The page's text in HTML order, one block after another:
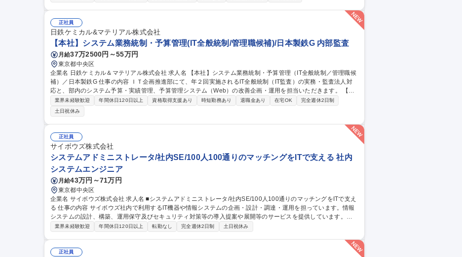
トラン）、景観、地域特有の資源を調査/「どの部分をリニューアルすれば収益性が向上するか」の仮説検証/調査
データに基づいた、独自のフルリニューアル案および黒字化シミュレーションの作成/プロジェクト推進など 募集
職種 未経験歓迎/業界出身者歓迎【ホテル再生企画・実行】業界トップクラスの客室数
正社員
日鉄ケミカル&マテリアル株式会社
【本社】システム業務統制・予算管理(IT全般統制/管理職候補)/日本製鉄G 内部監査
月給37万2500円～55万円
東京都中央区
企業名 日鉄ケミカル＆マテリアル株式会社 求人名 【本社】システム業務統制・予算管理（IT全般統制／管理職候
補）／日本製鉄G 仕事の内容 ＩＴ企画推進部にて、年２回実施されるIT全般統制（IT監査）の実務・監査法人対
応と、部内のシステム予算・実績管理、予算管理システム（Web）の改善企画・運用を担当いただきます。 【詳
細】 (1)ＩＴ全般統制対応：作成済みＲＣＭに対する証跡集め、内部監査・監査法人による監査や質問への対応
(2)システム予算・実績管理：年度予算の策定、実行状況の管理、予算管理システムの改善企画・運用 ★実際のシ
ステム開発・保守はベンダーへ外部委託しているため、ガバナンスとコスト管理の上流業務に専念できます。
【募集背景】IT監査及びシステム予算管理の担当者が2026年度内に定年退職する予定の為 募集職種 【本社】シス
テム業務統制・予算管理（IT全般統制／管理職候補）／日本製鉄G
業界未経験歓迎 年間休日120日以上 資格取得支援あり 時短勤務あり 退職金あり 在宅OK
完全週休2日制
土日祝休み
正社員
サイボウズ株式会社
システムアドミニストレータ/社内SE/100人100通りのマッチングをITで支える 社内
システムエンジニア
月給43万円～71万円
東京都中央区
企業名 サイボウズ株式会社 求人名 ■システムアドミニストレータ/社内SE/100人100通りのマッチングをITで支え
る 仕事の内容 サイボウズ社内で利用するIT機器や情報システムの企画・設計・調達・運用を担っています。情報
システムの設計、構築、運用保守及びセキュリティ対策等の導入提案や展開等のサービスを提供しています。
【業務内容】■サイボウズの働き方を支えるITシステムの設計/構築/運用保守■社内用IaaS/SaaS/Idpの設計/構築/運
※当社の企業理念を実現するための社内環境づくり、つまり「チームワークあふれる“会社”を創る」ために「いつ
でも、どこでも、誰とでも、最高の仕事ができるITを提供する」をミッションとしています 募集職種 ■システムア
業界未経験歓迎 年間休日120日以上 転勤なし 完全週休2日制 土日祝休み
正社員